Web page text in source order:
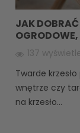
JAK
137
Twarde
wnętrze czy
na krzesło...